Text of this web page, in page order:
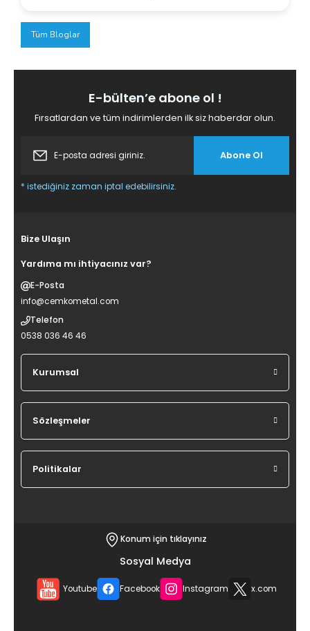
Tüm Bloglar
E-bülten’e abone ol !
Fırsatlardan ve tüm indirimlerden ilk siz haberdar olun.
Abone Ol
* istediğiniz zaman iptal edebilirsiniz.
Bize Ulaşın
Yardıma mı ihtiyacınız var?
E-Posta
info@cemkometal.com
Telefon
0538 036 46 46
Kurumsal
Sözleşmeler
Politikalar
Konum için tıklayınız
Sosyal Medya
Youtube Facebook Instagram x.com